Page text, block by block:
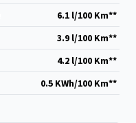
6.1 l/100 Km**
3.9 l/100 Km**
4.2 l/100 Km**
0.5 KWh/100 Km**